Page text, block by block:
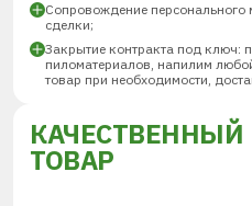
Сопровождение
сделки;
Закрытие контракта под ключ:
пиломатериалов, напилим
товар при необходимости,
КАЧЕСТВЕННЫЙ
ТОВАР